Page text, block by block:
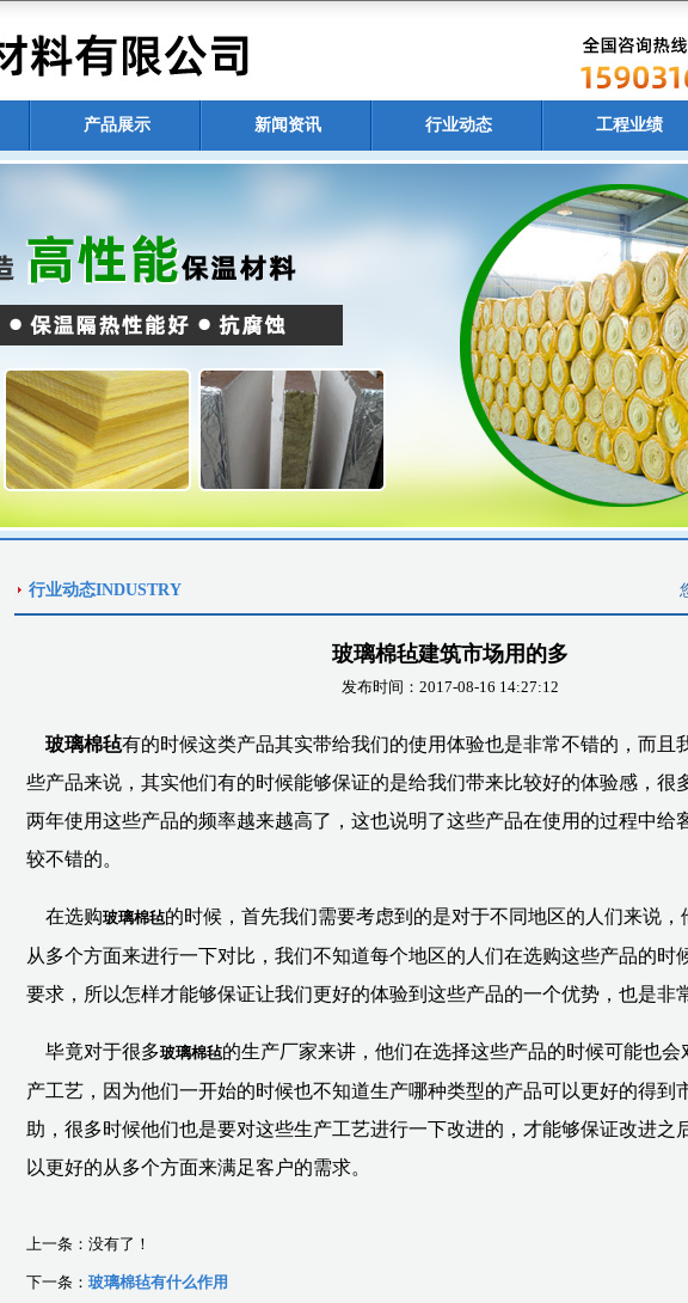
产品展示 新闻资讯 行业动态 工程业绩
行业动态INDUSTRY
玻璃棉毡建筑市场用的多
发布时间：2017-08-16 14:27:12
玻璃棉毡有的时候这类产品其实带给我们的使用体验也是非常不错的，而且
些产品来说，其实他们有的时候能够保证的是给我们带来比较好的体验感，很
两年使用这些产品的频率越来越高了，这也说明了这些产品在使用的过程中给
较不错的。
在选购玻璃棉毡的时候，首先我们需要考虑到的是对于不同地区的人们来说
从多个方面来进行一下对比，我们不知道每个地区的人们在选购这些产品的时
要求，所以怎样才能够保证让我们更好的体验到这些产品的一个优势，也是非
毕竟对于很多玻璃棉毡的生产厂家来讲，他们在选择这些产品的时候可能也会
产工艺，因为他们一开始的时候也不知道生产哪种类型的产品可以更好的得到
助，很多时候他们也是要对这些生产工艺进行一下改进的，才能够保证改进之
以更好的从多个方面来满足客户的需求。
上一条：没有了！
下一条： 玻璃棉毡有什么作用